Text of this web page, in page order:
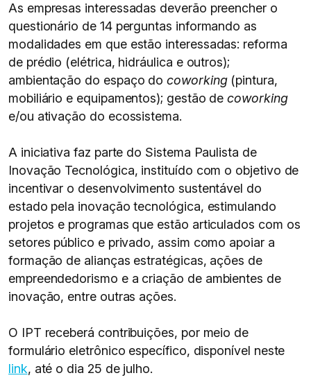
As empresas interessadas deverão preencher o
questionário de 14 perguntas informando as
modalidades em que estão interessadas: reforma
de prédio (elétrica, hidráulica e outros);
ambientação do espaço docoworking(pintura,
mobiliário e equipamentos); gestão decoworking
e/ou ativação do ecossistema.
A iniciativa faz parte do Sistema Paulista de
Inovação Tecnológica, instituído com o objetivo de
incentivar o desenvolvimento sustentável do
estado pela inovação tecnológica, estimulando
projetos e programas que estão articulados com os
setores público e privado, assim como apoiar a
formação de alianças estratégicas, ações de
empreendedorismo e a criação de ambientes de
inovação, entre outras ações.
O IPT receberá contribuições, por meio de
formulário eletrônico específico, disponível neste
link, até o dia 25 de julho.